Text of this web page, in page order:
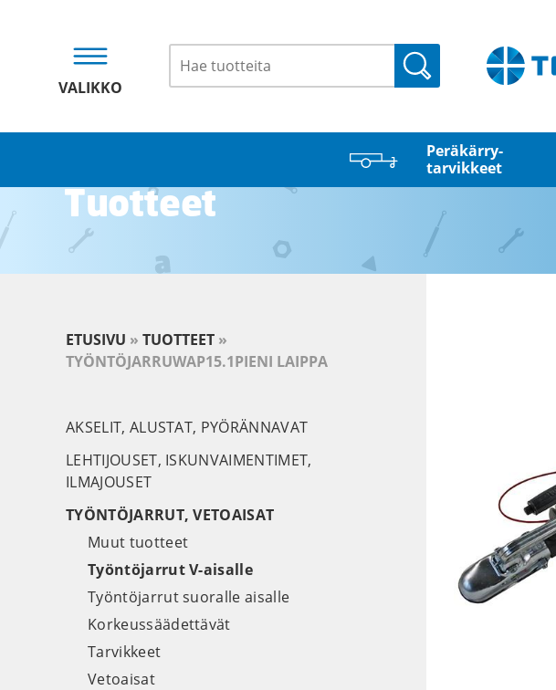
VALIKKO
Haku
Peräkärry­
tarvikkeet
Tuotteet
ETUSIVU » TUOTTEET »
TYÖNTÖJARRUWAP15.1PIENI LAIPPA
AKSELIT, ALUSTAT, PYÖRÄNNAVAT
LEHTIJOUSET, ISKUNVAIMENTIMET,
ILMAJOUSET
TYÖNTÖJARRUT, VETOAISAT
Muut tuotteet
Työntöjarrut V-aisalle
Työntöjarrut suoralle aisalle
Korkeussäädettävät
Tarvikkeet
Vetoaisat